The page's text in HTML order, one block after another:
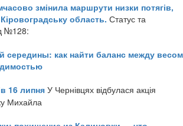
змінила маршрути низки потягів,
область. Статус та
№128:
середины: как найти баланс между весом
16 липня У Чернівцях відбулася акція
Михайла